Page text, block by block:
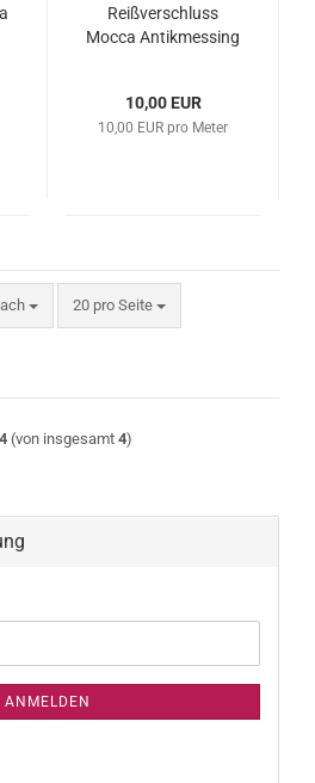
Reißverschluss
Mocca Antikmessing
10,00 EUR
10,00 EUR pro Meter
20 pro Seite
pro Seite
4 (von insgesamt 4)
ANMELDEN